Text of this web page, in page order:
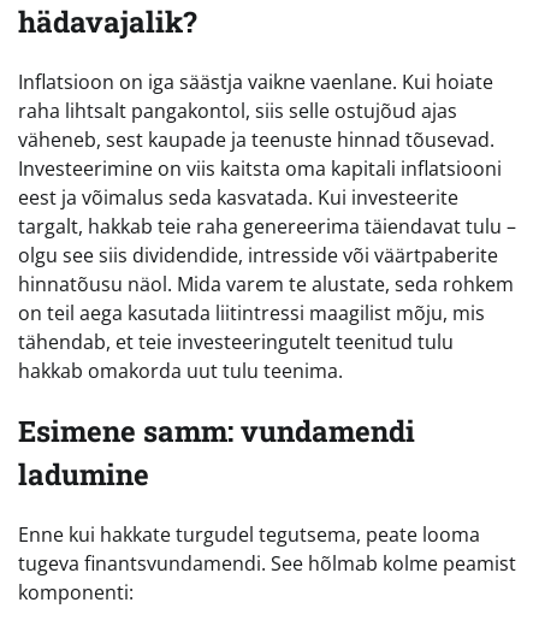
hädavajalik?
Inflatsioon on iga säästja vaikne vaenlane. Kui hoiate
raha lihtsalt pangakontol, siis selle ostujõud ajas
väheneb, sest kaupade ja teenuste hinnad tõusevad.
Investeerimine on viis kaitsta oma kapitali inflatsiooni
eest ja võimalus seda kasvatada. Kui investeerite
targalt, hakkab teie raha genereerima täiendavat tulu –
olgu see siis dividendide, intresside või väärtpaberite
hinnatõusu näol. Mida varem te alustate, seda rohkem
on teil aega kasutada liitintressi maagilist mõju, mis
tähendab, et teie investeeringutelt teenitud tulu
hakkab omakorda uut tulu teenima.
Esimene samm: vundamendi
ladumine
Enne kui hakkate turgudel tegutsema, peate looma
tugeva finantsvundamendi. See hõlmab kolme peamist
komponenti: